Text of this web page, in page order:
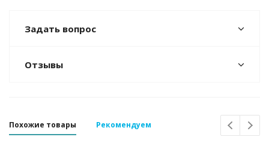
Задать вопрос
Отзывы
Похожие товары Рекомендуем